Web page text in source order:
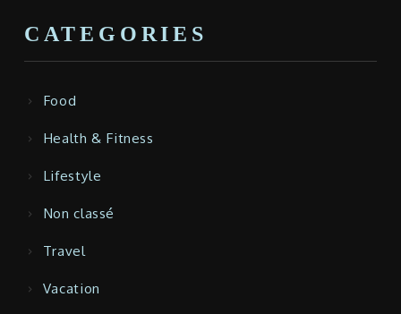
CATEGORIES
Food
Health & Fitness
Lifestyle
Non classé
Travel
Vacation